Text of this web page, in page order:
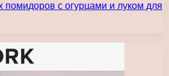
помидоров с огурцами и луком для